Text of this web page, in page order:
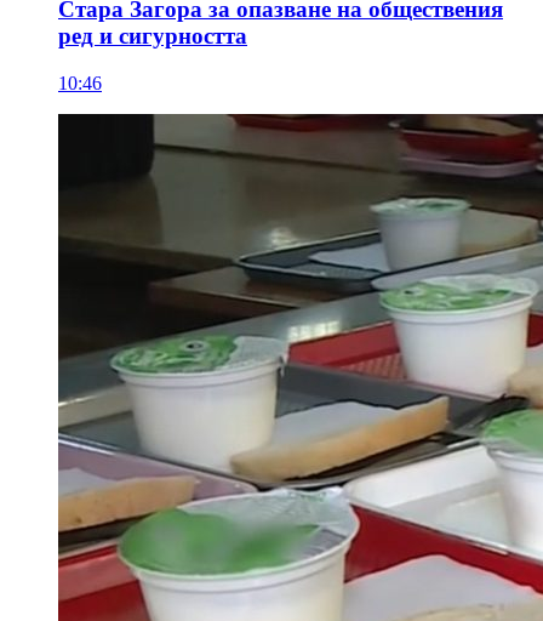
Стара Загора за опазване на обществения
ред и сигурността
10:46